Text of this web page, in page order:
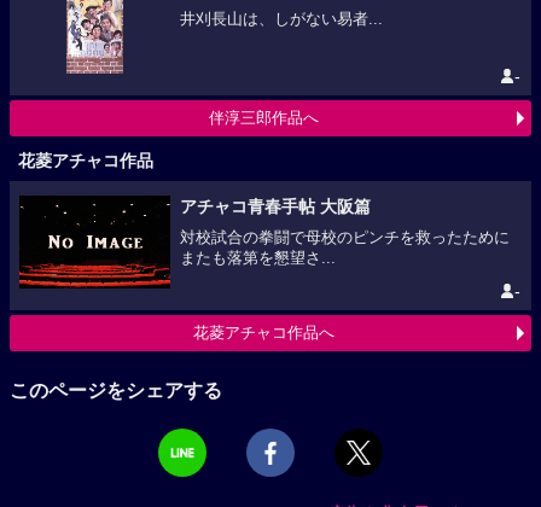
井刈長山は、しがない易者...
-
伴淳三郎作品へ
花菱アチャコ作品
アチャコ青春手帖 大阪篇
対校試合の拳闘で母校のピンチを救ったために
またも落第を懇望さ...
-
花菱アチャコ作品へ
このページをシェアする